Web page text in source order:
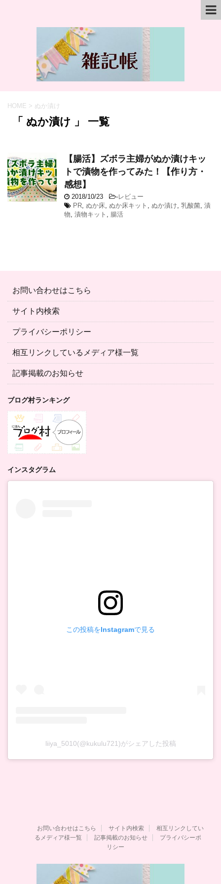
HOME > ぬか漬け
「 ぬか漬け 」 一覧
【腸活】ズボラ主婦がぬか漬けキッ
トで漬物を作ってみた！【作り方・
感想】
2018/10/23 -レビュー
PR, ぬか床, ぬか床キット , ぬか漬け, 乳酸菌, 漬
物, 漬物キット , 腸活
お問い合わせはこちら
サイト内検索
プライバシーポリシー
相互リンクしているメディア様一覧
記事掲載のお知らせ
ブログ村ランキング
インスタグラム
この投稿をInstagramで見る
liiya_5010(@kukulu721)がシェアした投稿
お問い合わせはこちら サイト内検索
相互リンクしてい
るメディア様一覧
記事掲載のお知らせ
プライバシーポ
リシー